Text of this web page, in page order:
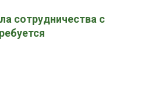
сотрудничества с